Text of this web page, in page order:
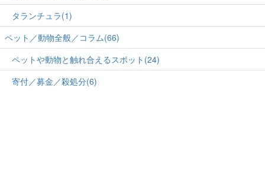
タランチュラ(1)
ペット／動物全般／コラム(66)
ペットや動物と触れ合えるスポット(24)
寄付／募金／殺処分(6)